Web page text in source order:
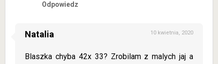
Odpowiedz
Natalia 10 kwietnia, 2020
Blaszka chyba 42x 33? Zrobilam z malych jaj a